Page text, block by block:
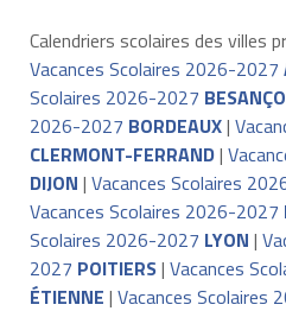
Calendriers scolaires des villes
Vacances Scolaires 2026-2027
Scolaires 2026-2027
2026-2027 BORDEAUX|
CLERMONT-FERRAND|
DIJON | Vacances Scolaires
Vacances Scolaires 2026-2027
Scolaires 2026-2027 LYON |
2027 POITIERS| Vacances
ÉTIENNE | Vacances Scolaires